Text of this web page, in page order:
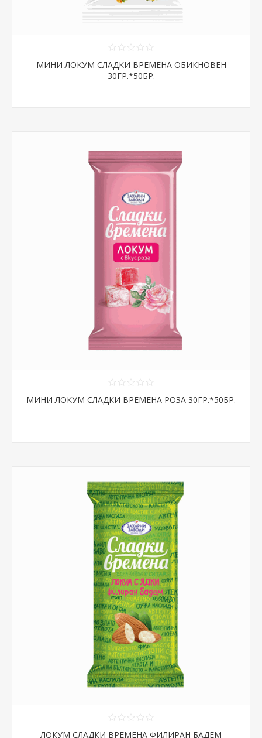
МИНИ ЛОКУМ СЛАДКИ ВРЕМЕНА ОБИКНОВЕН
30ГР.*50БР.
МИНИ ЛОКУМ СЛАДКИ ВРЕМЕНА РОЗА 30ГР.*50БР.
ЛОКУМ СЛАДКИ ВРЕМЕНА ФИЛИРАН БАДЕМ